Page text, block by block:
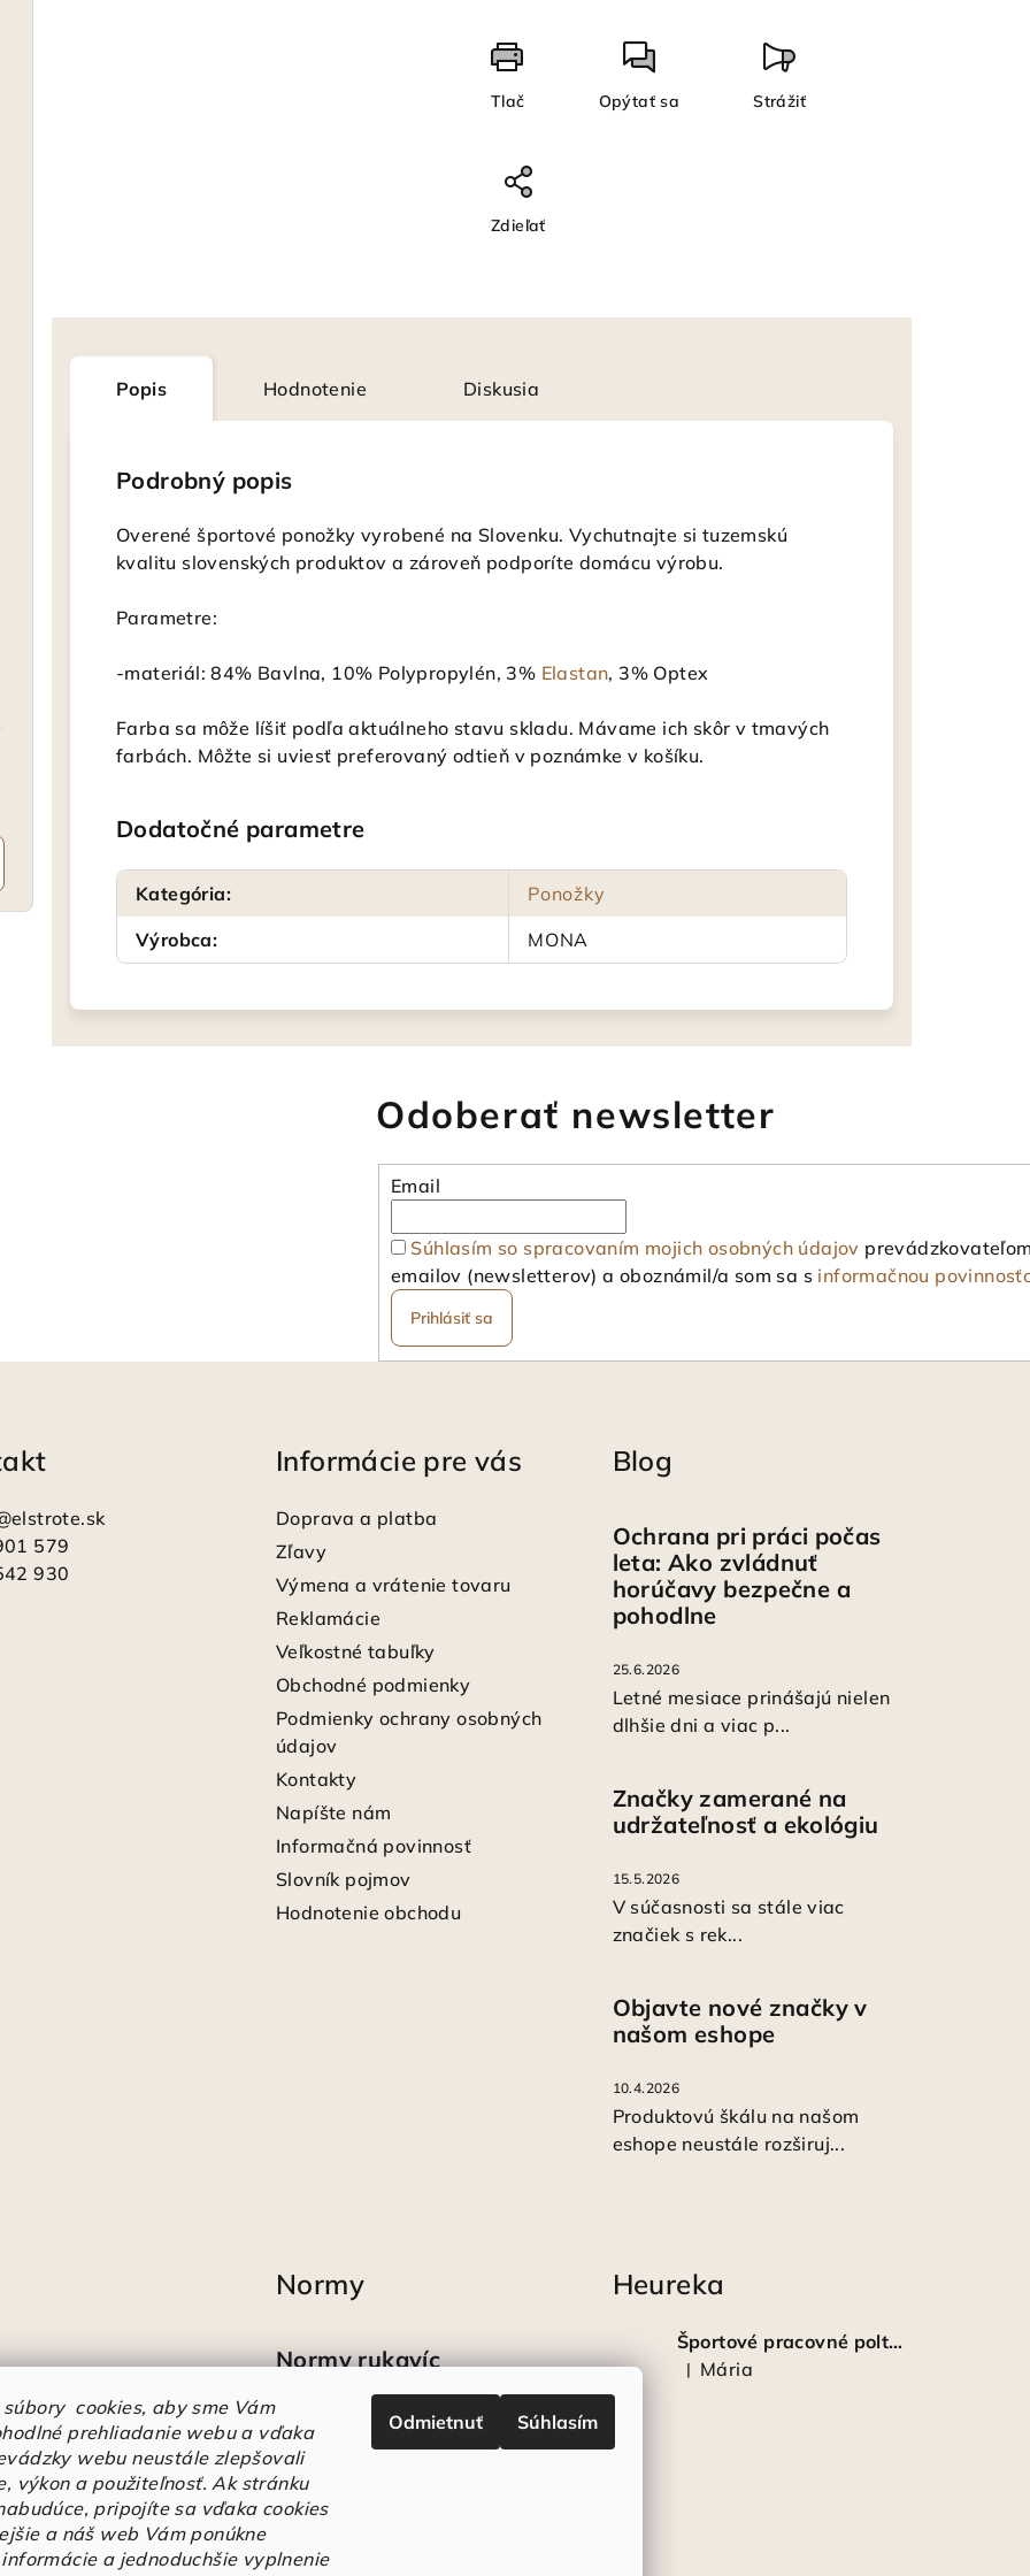
súbory cookies, aby sme Vám
prehliadanie webu a vďaka
webu neustále zlepšovali
výkon a použiteľnosť. Ak stránku
pripojíte sa vďaka cookies
a náš web Vám ponúkne
a jednoduchšie vyplnenie
Odmietnuť Súhlasím
Tlač Opýtať sa Strážiť
Zdieľať
Popis Hodnotenie Diskusia
Podrobný popis
Overené športové ponožky vyrobené na Slovenku. Vychutnajte si tuzemskú
kvalitu slovenských produktov a zároveň podporíte domácu výrobu.
Parametre:
-materiál: 84% Bavlna, 10% Polypropylén, 3% Elastan, 3% Optex
Farba sa môže líšiť podľa aktuálneho stavu skladu. Mávame ich skôr v tmavých
farbách. Môžte si uviesť preferovaný odtieň v poznámke v košíku.
Dodatočné parametre
Kategória:
Ponožky
Výrobca: MONA
Odoberať newsletter
Email
Súhlasím so spracovaním mojich osobných údajov
emailov (newsletterov) a oboznámil/a som sa s informačnou
Prihlásiť sa
elstrote.sk
579
930
Informácie pre vás
Doprava a platba
Zľavy
Výmena a vrátenie tovaru
Reklamácie
Veľkostné tabuľky
Obchodné podmienky
Podmienky ochrany osobných
údajov
Kontakty
Napíšte nám
Informačná povinnosť
Slovník pojmov
Hodnotenie obchodu
Blog
Ochrana pri práci počas
leta: Ako zvládnuť
horúčavy bezpečne a
pohodlne
25.6.2026
Letné mesiace prinášajú nielen
dlhšie dni a viac p...
Značky zamerané na
udržateľnosť a ekológiu
15.5.2026
V súčasnosti sa stále viac
značiek s rek...
Objavte nové značky v
našom eshope
10.4.2026
Produktovú škálu na našom
eshope neustále rozširuj...
Normy
Normy rukavíc
Ako sa vyznať v
označeniach obuvi
Heureka
Športové pracovné poltopánky PRESTIGE CLASSIC biele
Hodnotenie produktu je 5 z 5 hviezdičiek.
| Mária